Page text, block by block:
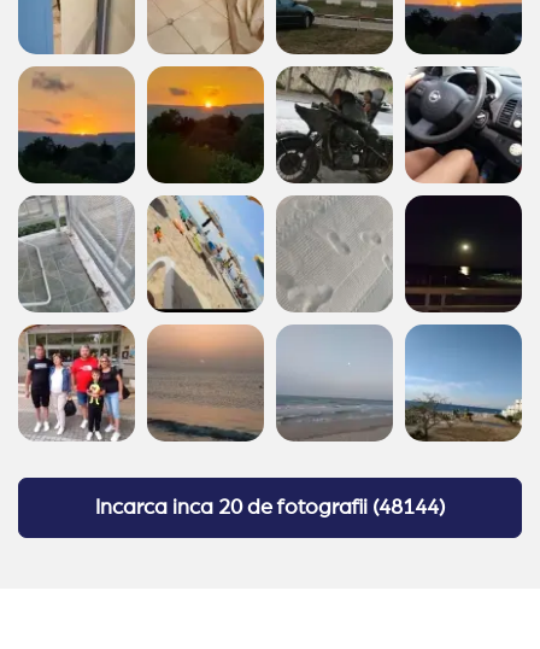
Incarca inca 20 de fotografii (48144)